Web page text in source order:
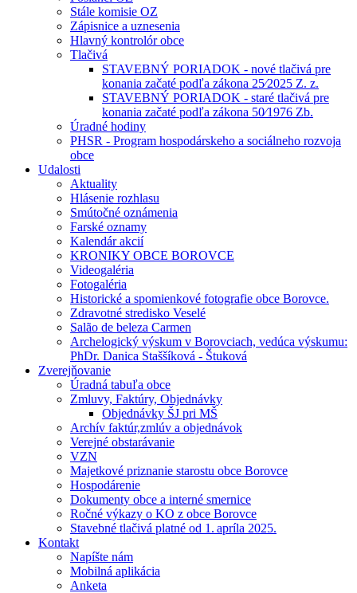
Stále komisie OZ
Zápisnice a uznesenia
Hlavný kontrolór obce
Tlačivá
STAVEBNÝ PORIADOK - nové tlačivá pre
konania začaté podľa zákona 25⁄2025 Z. z.
STAVEBNÝ PORIADOK - staré tlačivá pre
konania začaté podľa zákona 50⁄1976 Zb.
Úradné hodiny
PHSR - Program hospodárskeho a sociálneho rozvoja
obce
Udalosti
Aktuality
Hlásenie rozhlasu
Smútočné oznámenia
Farské oznamy
Kalendár akcií
KRONIKY OBCE BOROVCE
Videogaléria
Fotogaléria
Historické a spomienkové fotografie obce Borovce.
Zdravotné stredisko Veselé
Salão de beleza Carmen
Archelogický výskum v Borovciach, vedúca výskumu:
PhDr. Danica Staššíková - Štuková
Zverejňovanie
Úradná tabuľa obce
Zmluvy, Faktúry, Objednávky
Objednávky ŠJ pri MŠ
Archív faktúr,zmlúv a objednávok
Verejné obstarávanie
VZN
Majetkové priznanie starostu obce Borovce
Hospodárenie
Dokumenty obce a interné smernice
Ročné výkazy o KO z obce Borovce
Stavebné tlačivá platné od 1. apríla 2025.
Kontakt
Napíšte nám
Mobilná aplikácia
Anketa